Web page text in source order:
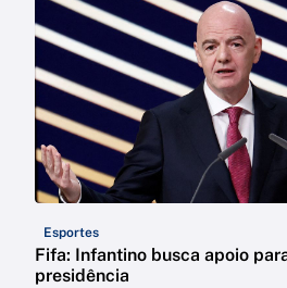
Esportes
Fifa: Infantino busca apoio
presidência